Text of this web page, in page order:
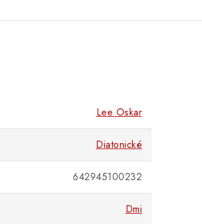
Lee Oskar
Diatonické
642945100232
Dmi